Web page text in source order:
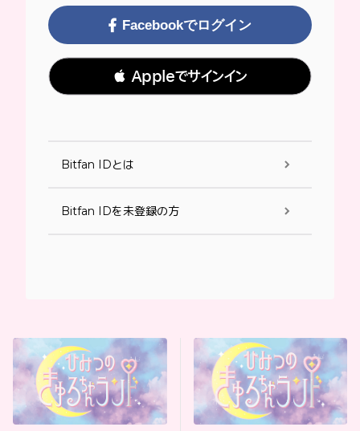
Facebookでログイン
 Appleでサインイン
Bitfan IDとは
Bitfan IDを未登録の方